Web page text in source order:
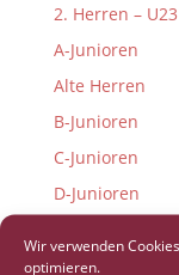
Wir verwenden
optimieren.
2. Herren –
A-Junioren
Alte Herren
B-Junioren
C-Junioren
D-Junioren
F-Junioren